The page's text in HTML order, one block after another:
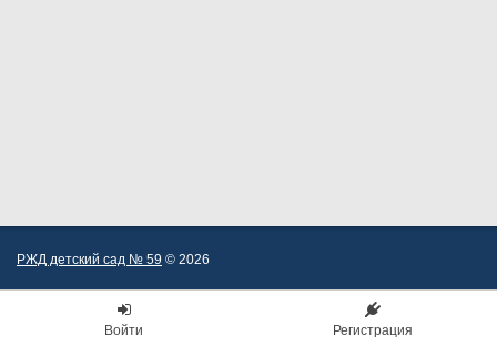
РЖД детский сад № 59 © 2026
Войти Регистрация